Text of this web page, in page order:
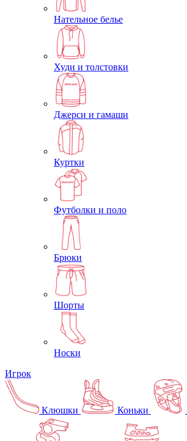
Нательное белье
Худи и толстовки
Джерси и гамаши
Куртки
Футболки и поло
Брюки
Шорты
Носки
Игрок
Клюшки Коньки